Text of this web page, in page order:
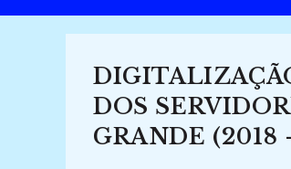
DOS
GRANDE (2018